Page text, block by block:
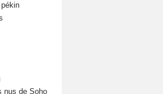
nus de Soho